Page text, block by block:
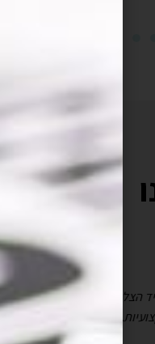
למצוא פתרונות ודרכים